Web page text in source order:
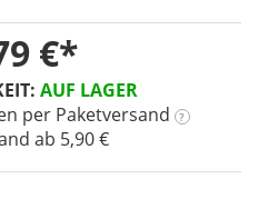
AUF LAGER
per Paketversand ?
ab 5,90 €
€